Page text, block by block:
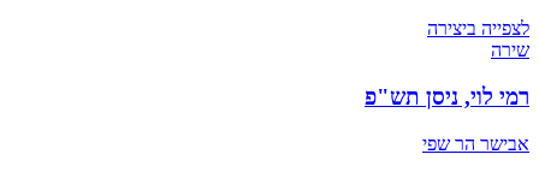
לצפייה ביצירה
שירה
רמי לוי, ניסן תש"פ
אבישר הר שפי